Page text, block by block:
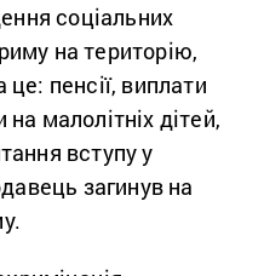
соціальних
на територію,
це: пенсії, виплати
на малолітніх дітей,
вступу у
загинув на